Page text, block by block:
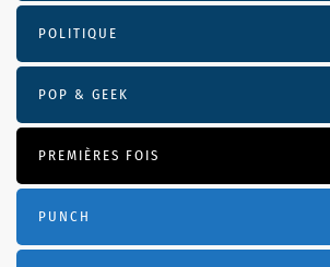
POLITIQUE
POP & GEEK
PREMIÈRES FOIS
PUNCH